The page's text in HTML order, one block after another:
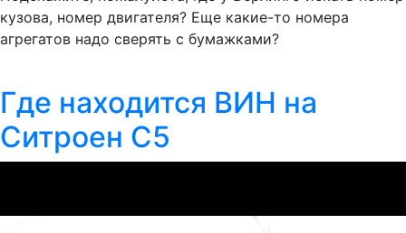
кузова, номер двигателя? Еще какие-то номера
агрегатов надо сверять с бумажками?
Где находится ВИН на
Ситроен C5